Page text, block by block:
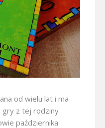
od wielu lat i ma
gry z tej rodziny
października